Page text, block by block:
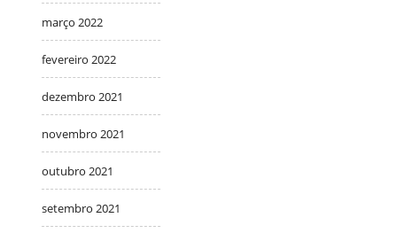
março 2022
fevereiro 2022
dezembro 2021
novembro 2021
outubro 2021
setembro 2021